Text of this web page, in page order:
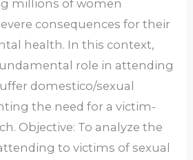
millions of women
consequences for their
health. In this context,
role in attending
domestico/sexual
the need for a victim-
Objective: To analyze the
to victims of sexual